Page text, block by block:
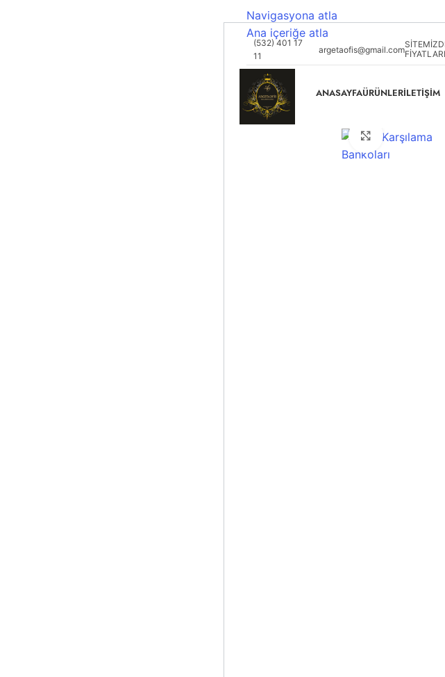
Navigasyona atla
Ana içeriğe atla
(532) 401 17
11
argetaofis@gmail.com
ANASAYFAÜRÜNLERİLETIŞIM
Büyütmek